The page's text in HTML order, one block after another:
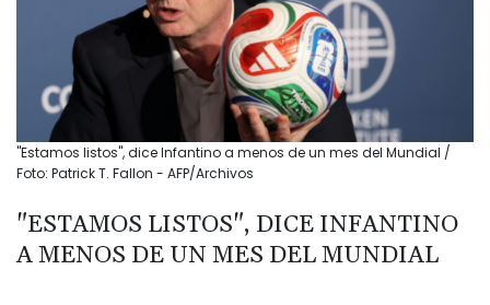
"Estamos listos", dice Infantino a menos de un mes del Mundial /
Foto: Patrick T. Fallon - AFP/Archivos
"ESTAMOS LISTOS", DICE INFANTINO
A MENOS DE UN MES DEL MUNDIAL